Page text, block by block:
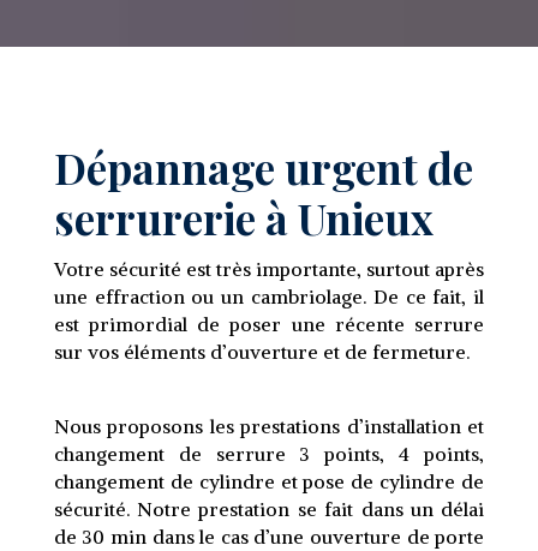
Dépannage urgent de
serrurerie à Unieux
Votre sécurité est très importante, surtout après
une effraction ou un cambriolage. De ce fait, il
est primordial de poser une récente serrure
sur vos éléments d’ouverture et de fermeture.
Nous proposons les prestations d’installation et
changement de serrure 3 points, 4 points,
changement de cylindre et pose de cylindre de
sécurité. Notre prestation se fait dans un délai
de 30 min dans le cas d’une ouverture de porte